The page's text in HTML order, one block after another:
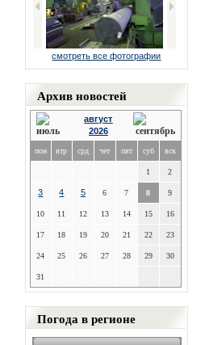
смотреть все фотографии
Архив новостей
август
2026
пон втр срд чет пят суб вск
1 2
3 4 5 6 7 8 9
10 11 12 13 14 15 16
17 18 19 20 21 22 23
24 25 26 27 28 29 30
31
Погода в регионе